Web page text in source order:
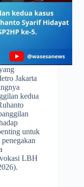
Jakarta
kedua
untuk
LBH